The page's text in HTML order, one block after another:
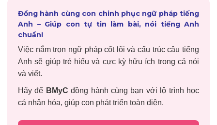
Đồng hành cùng con chinh phục ngữ pháp tiếng
Anh – Giúp con tự tin làm bài, nói tiếng Anh
chuẩn!
Việc nắm trọn ngữ pháp cốt lõi và cấu trúc câu tiếng
Anh sẽ giúp trẻ hiểu và cực kỳ hữu ích trong cả nói
và viết.
Hãy để BMyC đồng hành cùng bạn với lộ trình học
cá nhân hóa, giúp con phát triển toàn diện.